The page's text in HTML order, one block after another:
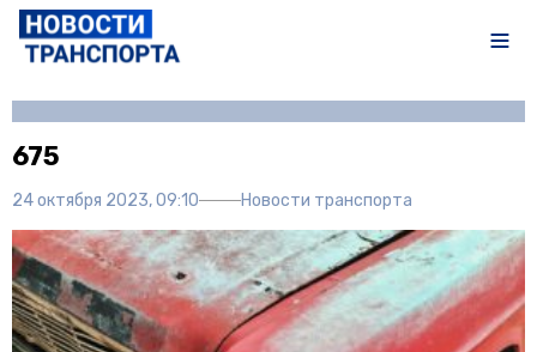
675
24 октября 2023, 09:10 Новости транспорта